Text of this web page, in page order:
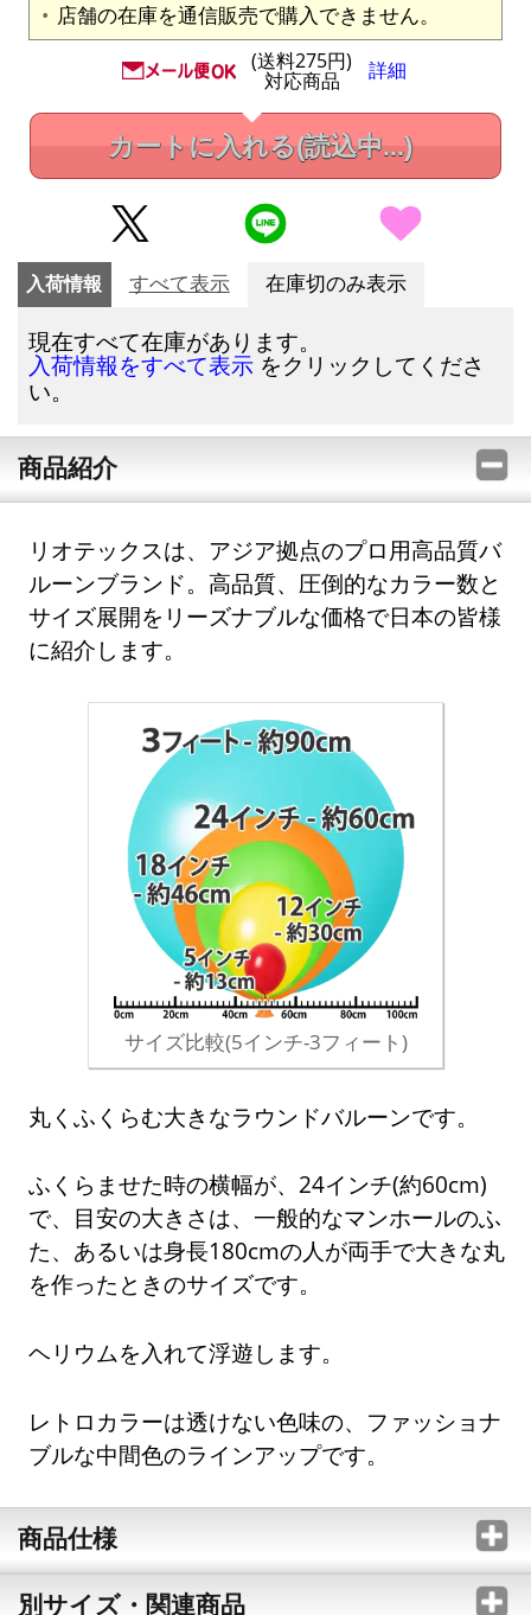
店舗の在庫を通信販売で購入できません。
(送料275円)
対応商品 詳細
カートに入れる(読込中...)
入荷情報 すべて表示 在庫切のみ表示
現在すべて在庫があります。
入荷情報をすべて表示 をクリックしてくださ
い。
商品紹介
リオテックスは、アジア拠点のプロ用高品質バ
ルーンブランド。高品質、圧倒的なカラー数と
サイズ展開をリーズナブルな価格で日本の皆様
に紹介します。
サイズ比較(5インチ-3フィート)
丸くふくらむ大きなラウンドバルーンです。
ふくらませた時の横幅が、24インチ(約60cm)
で、目安の大きさは、一般的なマンホールのふ
た、あるいは身長180cmの人が両手で大きな丸
を作ったときのサイズです。
ヘリウムを入れて浮遊します。
レトロカラーは透けない色味の、ファッショナ
ブルな中間色のラインアップです。
商品仕様
別サイズ・関連商品